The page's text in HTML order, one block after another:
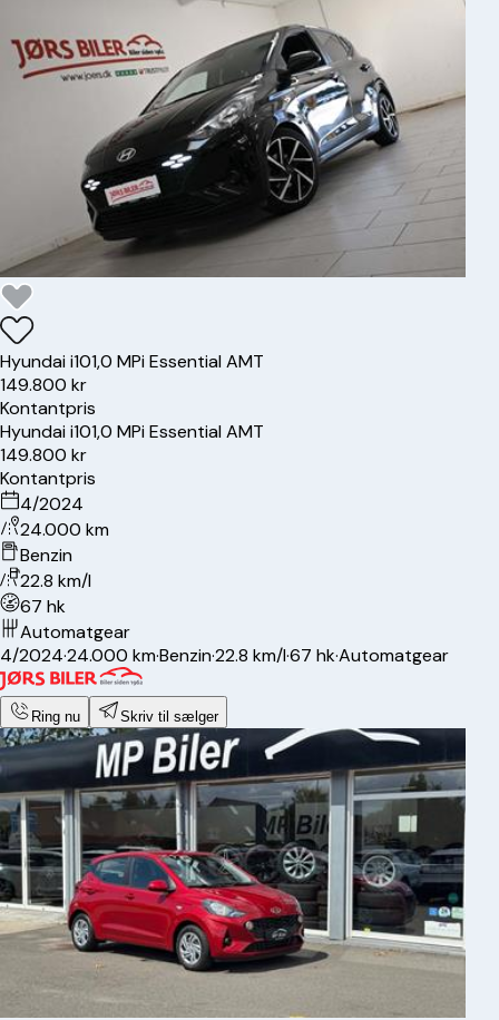
Hyundaii101,0 MPi Essential AMT
149.800 kr
Kontantpris
Hyundaii101,0 MPi Essential AMT
149.800 kr
Kontantpris
4/2024
24.000 km
Benzin
22.8 km/l
67 hk
Automatgear
4/2024·24.000 km·Benzin·22.8 km/l·67 hk·Automatgear
Ring nu Skriv til sælger